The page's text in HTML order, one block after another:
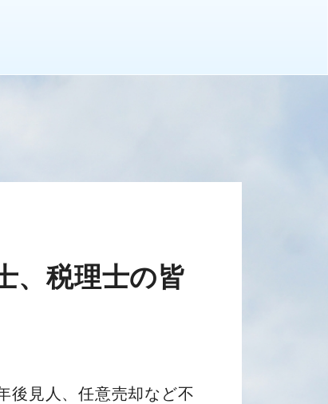
、税理士の皆
後見人、任意売却など不